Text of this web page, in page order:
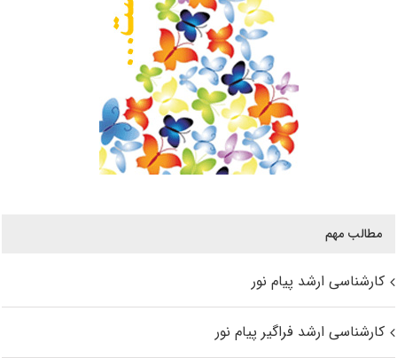
مطالب مهم
کارشناسی ارشد پیام نور
کارشناسی ارشد فراگیر پیام نور